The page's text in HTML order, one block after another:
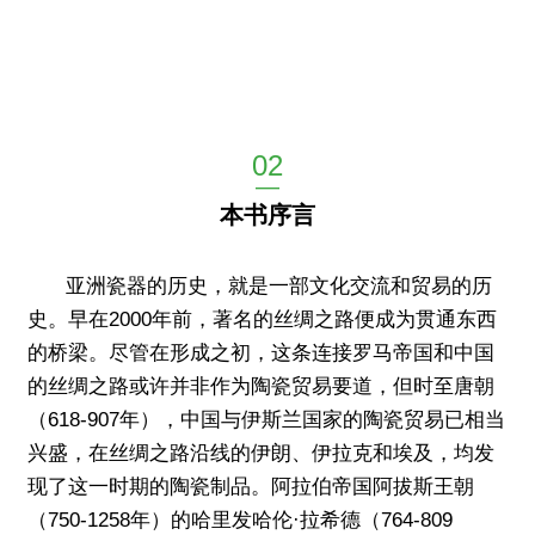
02
—
本书序言
亚洲瓷器的历史，就是一部文化交流和贸易的历
史。早在2000年前，著名的丝绸之路便成为贯通东西
的桥梁。尽管在形成之初，这条连接罗马帝国和中国
的丝绸之路或许并非作为陶瓷贸易要道，但时至唐朝
（618-907年），中国与伊斯兰国家的陶瓷贸易已相当
兴盛，在丝绸之路沿线的伊朗、伊拉克和埃及，均发
现了这一时期的陶瓷制品。阿拉伯帝国阿拔斯王朝
（750-1258年）的哈里发哈伦·拉希德（764-809